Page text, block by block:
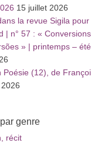
15 juillet 2026
la revue Sigila
| n° 57 : «
» | printemps –
Poésie (12), de
genre
récit